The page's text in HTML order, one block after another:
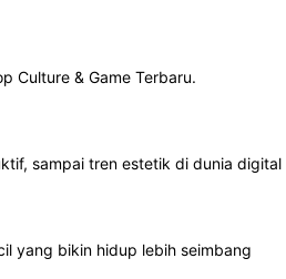
Culture & Game Terbaru.
sampai tren estetik di dunia digital
yang bikin hidup lebih seimbang